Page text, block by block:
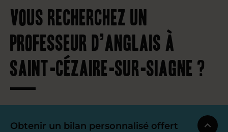
Vous recherchez un
professeur d’anglais à
Saint-Cézaire-sur-Siagne ?
Obtenir un bilan personnalisé offert